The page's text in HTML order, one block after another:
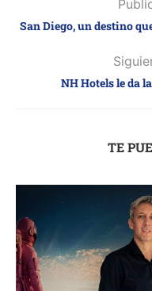
San Diego, un destino
NH Hotels le da
TE